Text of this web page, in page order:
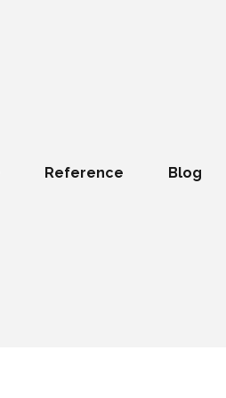
Reference Blog